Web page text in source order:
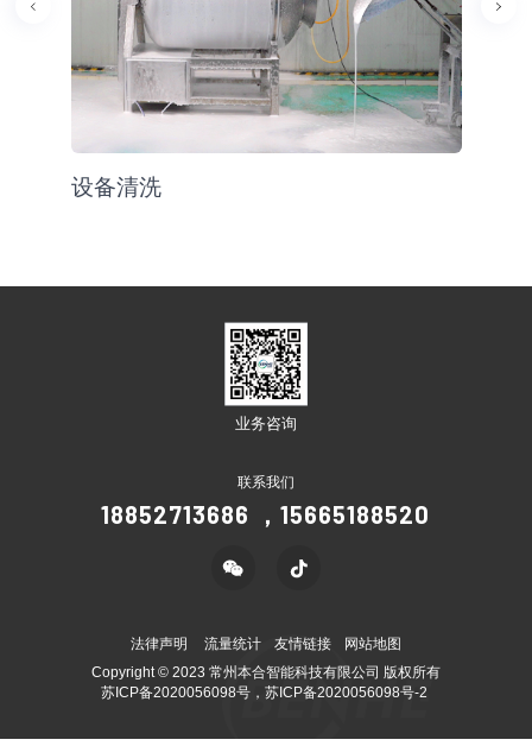
设备清洗
业务咨询
联系我们
18852713686 ，15665188520
法律声明 流量统计 友情链接
网站地图
Copyright © 2023 常州本合智能科技有限公司 版权所有
苏ICP备2020056098号，苏ICP备2020056098号-2